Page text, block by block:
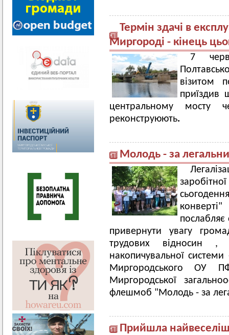
Термін здачі в
Миргороді - кінець
7
візитом
приїздив
центральному мосту
реконструюють.
Молодь - за
послабляє
привернути увагу
трудових відносин ,
накопичувальної
Миргородського ОУ
Миргородської
флешмоб "Молодь - за
Прийшла